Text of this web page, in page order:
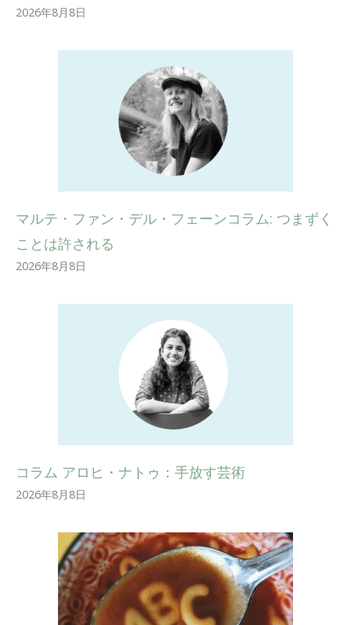
2026年8月8日
マルテ・ファン・デル・フェーンコラム: つまずく
ことは許される
2026年8月8日
コラム アロヒ・ナトゥ：手放す芸術
2026年8月8日